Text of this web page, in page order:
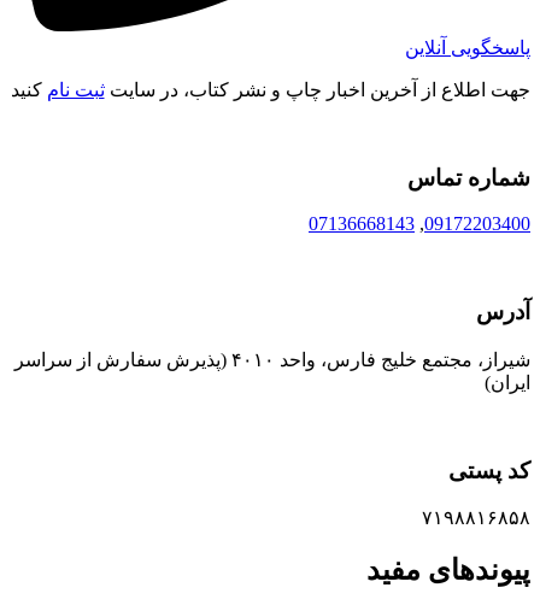
پاسخگویی آنلاین
جهت اطلاع از آخرین اخبار چاپ و نشر کتاب، در سایتثبت نام کنید
شماره تماس
09172203400
,
07136668143
آدرس
شیراز، مجتمع خلیج فارس، واحد ۴۰۱۰ (پذیرش سفارش از سراسر
ایران)
کد پستی
۷۱۹۸۸۱۶۸۵۸
پیوندهای مفید